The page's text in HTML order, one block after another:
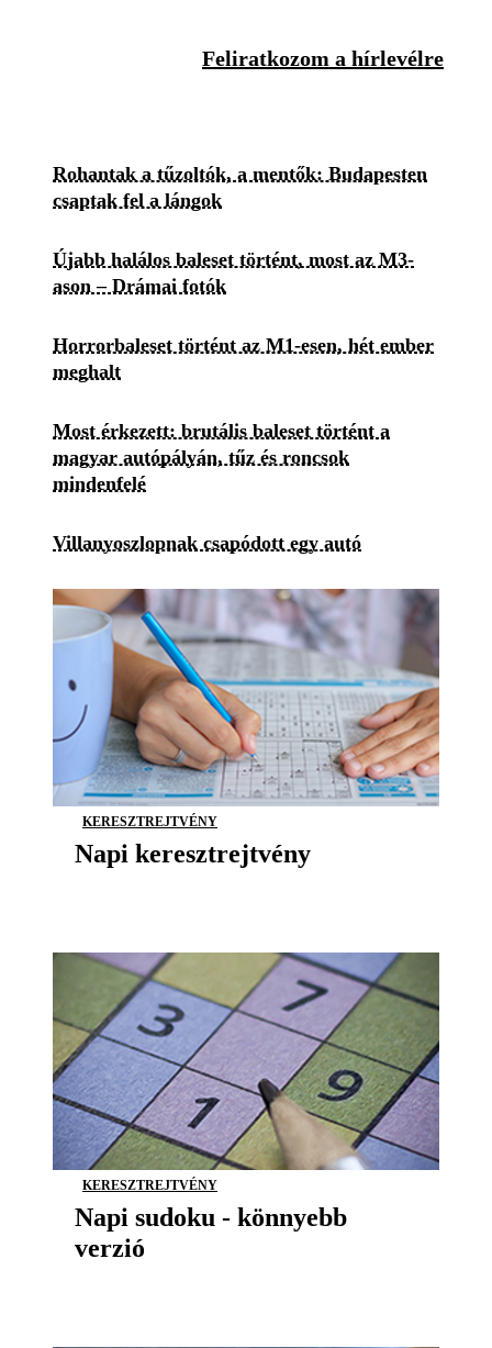
Feliratkozom a hírlevélre
Rohantak a tűzoltók, a mentők: Budapesten
csaptak fel a lángok
Újabb halálos baleset történt, most az M3-
ason – Drámai fotók
Horrorbaleset történt az M1-esen, hét ember
meghalt
Most érkezett: brutális baleset történt a
magyar autópályán, tűz és roncsok
mindenfelé
Villanyoszlopnak csapódott egy autó
KERESZTREJTVÉNY
Napi keresztrejtvény
KERESZTREJTVÉNY
Napi sudoku - könnyebb
verzió